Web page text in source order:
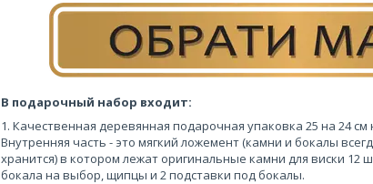
В подарочный набор входит:
1. Качественная деревянная подарочная упаковка 25 на 24
Внутренняя часть - это мягкий ложемент (камни и бокалы
хранится) в котором лежат оригинальные камни для виски 12
бокала на выбор, щипцы и 2 подставки под бокалы.